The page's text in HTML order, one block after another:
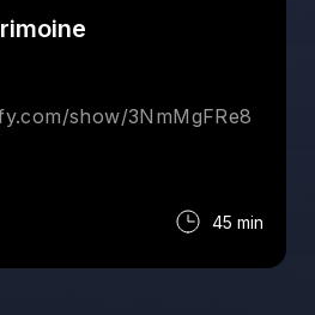
show/3NmMgFRe8
45 min